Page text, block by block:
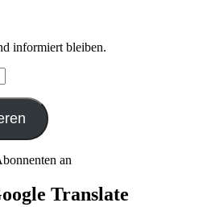
informiert bleiben.
an
Translate